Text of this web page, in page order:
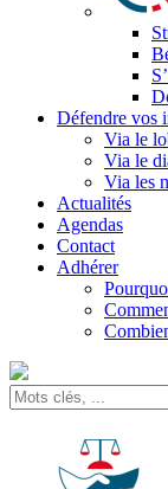
Défendre vos
Via le
Via le
Via les
Actualités
Agendas
Contact
Adhérer